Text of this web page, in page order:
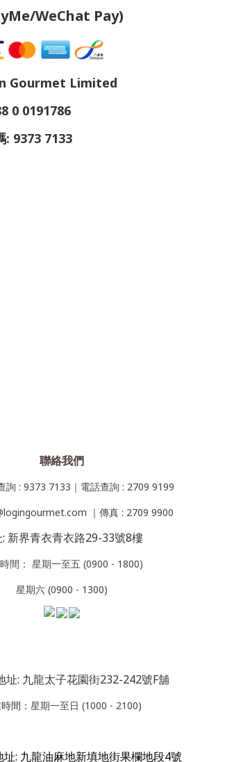
WeChat Pay)
Gourmet Limited
0 0191786
: 9373 7133
聯絡我們
詢 : 9373 7133｜電話查詢 : 2709 9199
｜傳真 : 2709 9900
新界青衣青衣路29-33號8樓
間： 星期一至五 (0900 - 1800)
星期六 (0900 - 1300)
址: 九龍太子花園街232-242號F舖
間： 星期一至日 (1000 - 2100)
址: 九龍油麻地新填地街果欄地段4號